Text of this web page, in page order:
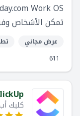
تسجيل الوقت
فلاتر
لوحة القيادة
تحديثات
تاريخ المهام
تمكن الأشخاص
يحتاجونها
المرئية سهلة
مثل التطبيقات
أو تخصيص
عرض مجاني
611
كليك أب